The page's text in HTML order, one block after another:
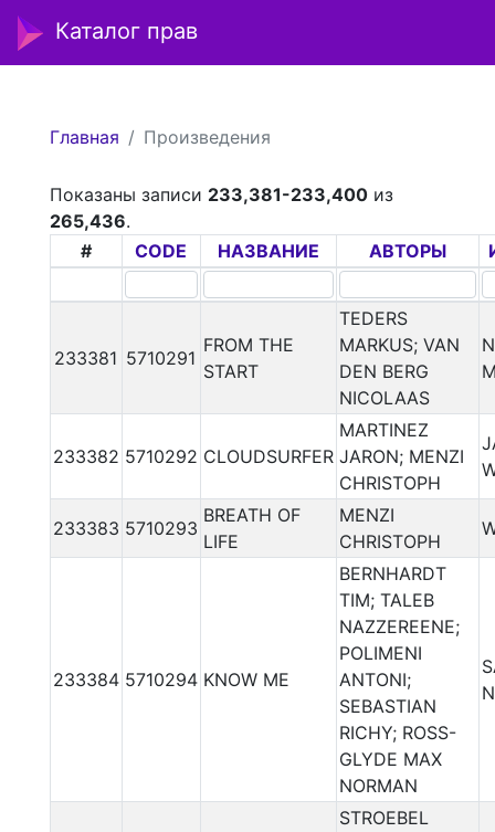
Каталог прав
Главная Произведения
Показаны записи 233,381-233,400из
265,436.
#
CODE НАЗВАНИЕ АВТОРЫ
233381 5710291
FROM THE
START
TEDERS
MARKUS; VAN
DEN BERG
NICOLAAS
233382 5710292 CLOUDSURFER
MARTINEZ
JARON; MENZI
CHRISTOPH
233383 5710293
BREATH OF
LIFE
MENZI
CHRISTOPH
233384 5710294 KNOW ME
BERNHARDT
TIM; TALEB
NAZZEREENE;
POLIMENI
ANTONI;
SEBASTIAN
RICHY; ROSS-
GLYDE MAX
NORMAN
STROEBEL